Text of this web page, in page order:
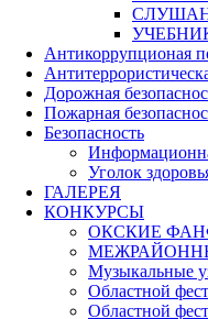
Антикоррупционая
Дорожная
Пожарная
Безопасность
Уголок
ГАЛЕРЕЯ
КОНКУРСЫ
ОКСКИЕ
Музыкальные
Областной
Областной